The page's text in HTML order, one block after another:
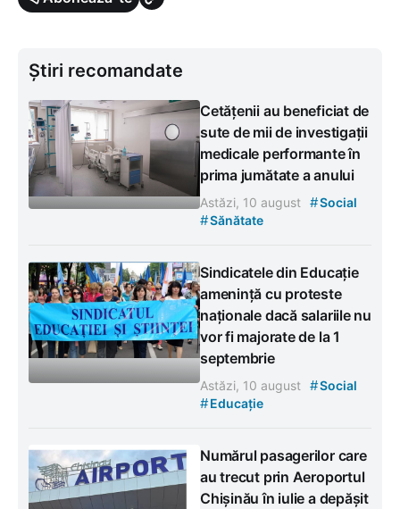
Știri recomandate
Cetățenii au beneficiat de
sute de mii de investigații
medicale performante în
prima jumătate a anului
Astăzi, 10 august #Social
#Sănătate
Sindicatele din Educație
amenință cu proteste
naționale dacă salariile nu
vor fi majorate de la 1
septembrie
Astăzi, 10 august #Social
#Educație
Numărul pasagerilor care
au trecut prin Aeroportul
Chișinău în iulie a depășit